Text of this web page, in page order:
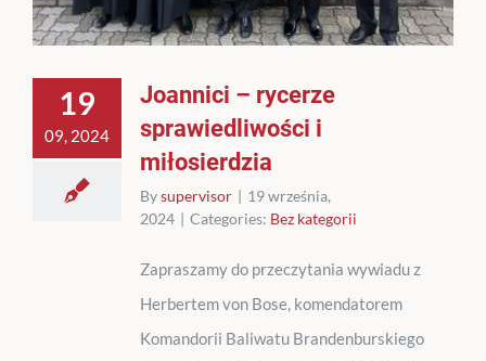
19
09, 2024
Joannici – rycerze
sprawiedliwości i
miłosierdzia
Bysupervisor | 19 września,
2024 | Categories: Bez kategorii
Zapraszamy do przeczytania wywiadu z
Herbertem von Bose, komendatorem
Komandorii Baliwatu Brandenburskiego